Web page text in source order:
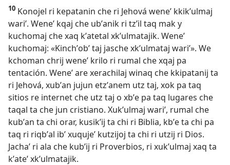
10 Konojel ri kepatanin che ri Jehová weneʼ kkikʼulmaj
wariʼ. Weneʼ kqaj che ubʼanik ri tzʼil taq mak y
kuchomaj che xaq kʼatetal xkʼulmatajik. Weneʼ
kuchomaj: «Kinchʼobʼ taj jasche xkʼulmataj wariʼ». We
kchoman chrij weneʼ krilo ri rumal che xqaj pa
tentación. Weneʼ are xerachilaj winaq che kkipatanij ta
ri Jehová, xubʼan jujun etzʼanem utz taj, xok pa taq
sitios re internet che utz taj o xbʼe pa taq lugares che
taqal ta che jun cristiano. Xukʼulmaj wariʼ, rumal che
kubʼan ta chi orar, kusikʼij ta chi ri Biblia, kbʼe ta chi pa
taq ri riqbʼal ibʼ xuqujeʼ kutzijoj ta chi ri utzij ri Dios.
Jachaʼ ri ala che kubʼij ri Proverbios, ri xukʼulmaj xaq ta
kʼateʼ xkʼulmatajik.